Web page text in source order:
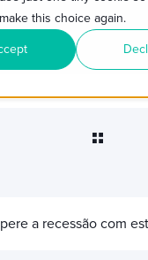
this choice again.